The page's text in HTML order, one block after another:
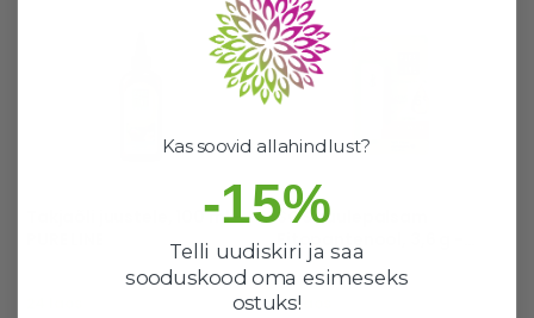
Takjaõli juustele, 100 ml -
SOS huulepalsam
Fitopantenool, 3,6 g -
PURE LINE
20 laos
Kas soovid allahindlust?
-15%
Telli uudiskiri ja saa
sooduskood oma esimeseks
ostuks!